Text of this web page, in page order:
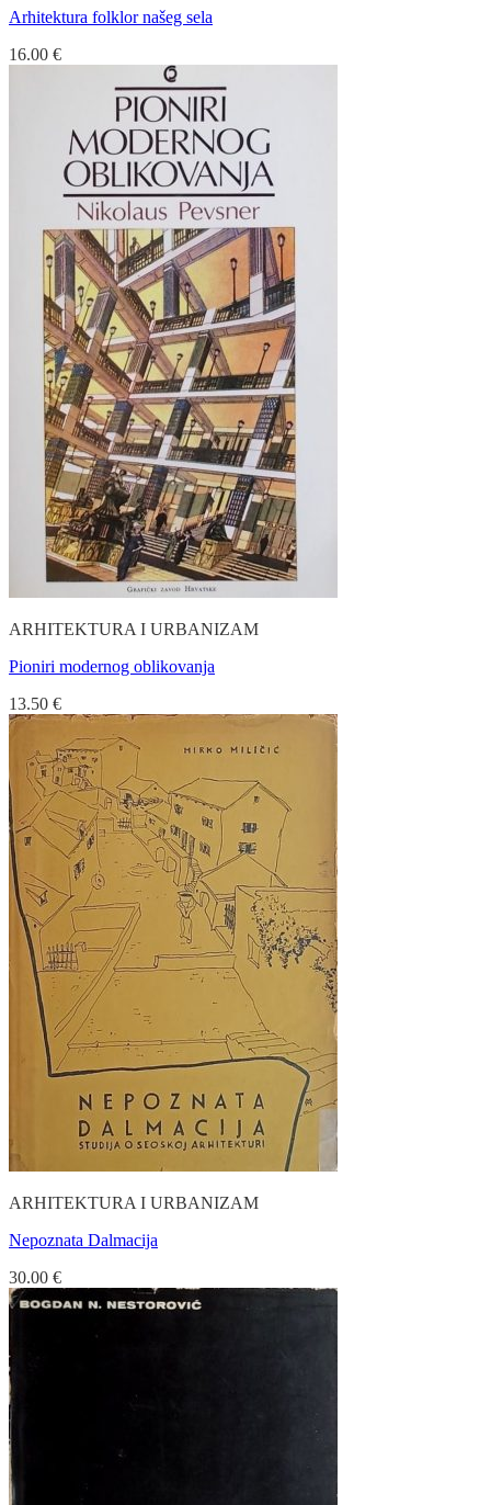
Arhitektura folklor našeg sela
16.00 €
ARHITEKTURA I URBANIZAM
Pioniri modernog oblikovanja
13.50 €
ARHITEKTURA I URBANIZAM
Nepoznata Dalmacija
30.00 €